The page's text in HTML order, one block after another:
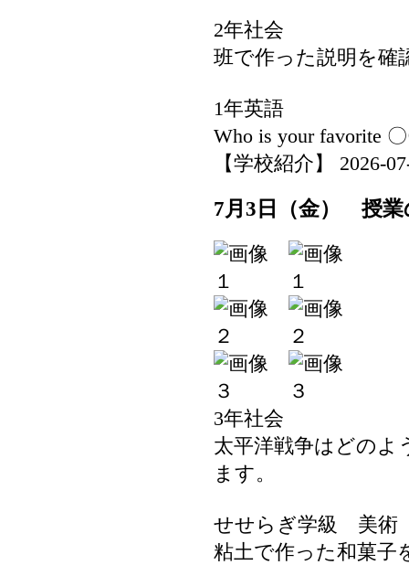
2年社会
班で作った説明を確
1年英語
Who is your favorite
【学校紹介】 2026-
7月3日（金） 授業
3年社会
太平洋戦争はどのよ
ます。
せせらぎ学級 美術
粘土で作った和菓子